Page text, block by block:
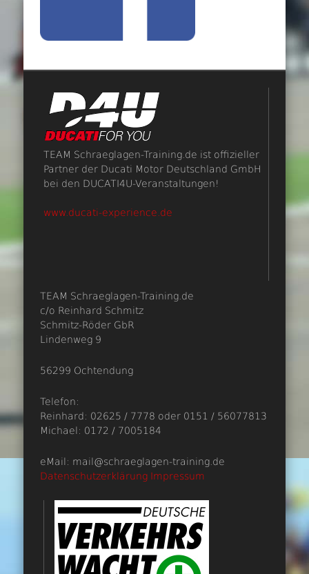
TEAM Schraeglagen-Training.de ist offizieller
Partner der Ducati Motor Deutschland GmbH
bei den DUCATI4U-Veranstaltungen!
www.ducati-experience.de
TEAM Schraeglagen-Training.de
c/o Reinhard Schmitz
Schmitz-Röder GbR
Lindenweg 9
56299 Ochtendung
Telefon:
Reinhard: 02625 / 7778 oder 0151 / 56077813
Michael: 0172 / 7005184
eMail: mail@schraeglagen-training.de
Datenschutzerklärung Impressum